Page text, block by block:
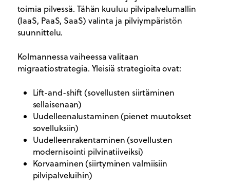
toimia pilvessä. Tähän kuuluu pilvipalvelumallin
(IaaS, PaaS, SaaS) valinta ja pilviympäristön
suunnittelu.
Kolmannessa vaiheessa valitaan
migraatiostrategia. Yleisiä strategioita ovat:
Lift-and-shift (sovellusten siirtäminen
sellaisenaan)
Uudelleenalustaminen (pienet muutokset
sovelluksiin)
Uudelleenrakentaminen (sovellusten
modernisointi pilvinatiiveiksi)
Korvaaminen (siirtyminen valmiisiin
pilvipalveluihin)